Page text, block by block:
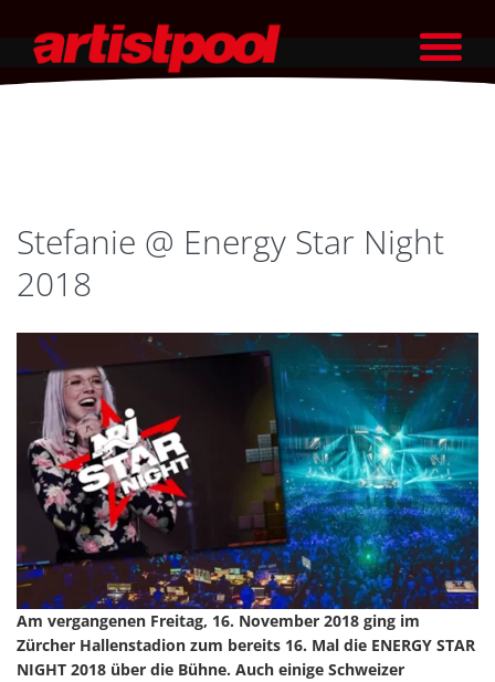
Stefanie @ Energy Star Night
2018
Am vergangenen Freitag, 16. November 2018 ging im
Zürcher Hallenstadion zum bereits 16. Mal die ENERGY STAR
NIGHT 2018 über die Bühne. Auch einige Schweizer